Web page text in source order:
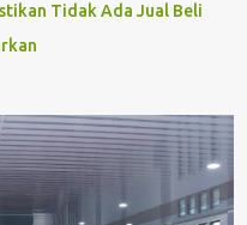
Tidak Ada Jual Beli